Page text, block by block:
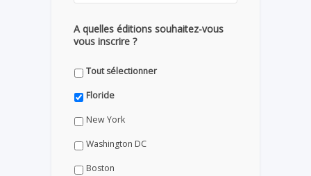
A quelles éditions souhaitez-vous
vous inscrire ?
Tout sélectionner
Floride
New York
Washington DC
Boston